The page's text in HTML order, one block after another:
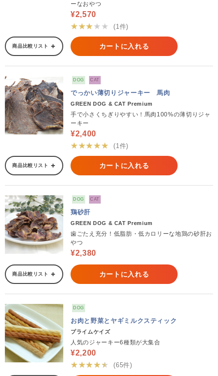
ーなおやつ
¥2,570
★★★★★
(1件)
商品比較リスト カートに入れる
DOG CAT
でっかい薄切りジャーキー 馬肉
GREEN DOG & CAT Premium
手で小さくちぎりやすい！馬肉100%の薄切りジャ
ーキー
¥2,400
★★★★★
(1件)
商品比較リスト カートに入れる
DOG CAT
鶏砂肝
GREEN DOG & CAT Premium
歯ごたえ充分！低脂肪・低カロリーな地鶏の砂肝お
やつ
¥2,380
商品比較リスト カートに入れる
DOG
お肉と野菜とヤギミルクスティック
プライムケイズ
人気のジャーキー6種類が大集合
¥2,200
★★★★★
(65件)